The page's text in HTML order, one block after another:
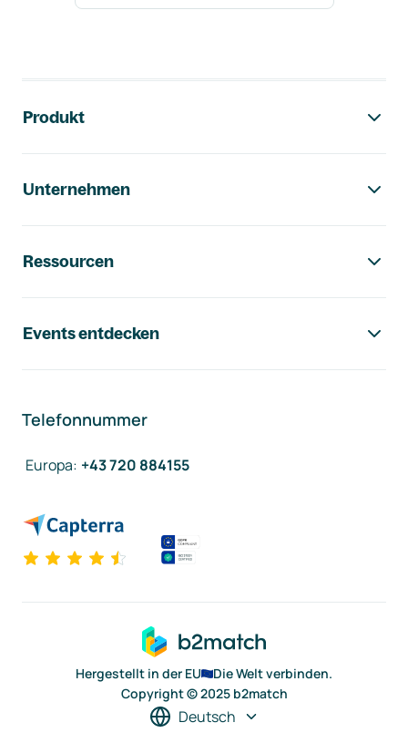
Produkt
Unternehmen
Ressourcen
Events entdecken
Telefonnummer
Europa: +43 720 884155
Hergestellt in der EU
Die Welt verbinden.
Copyright © 2025 b2match
Deutsch